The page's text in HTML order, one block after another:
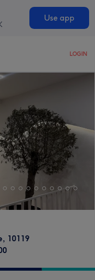
Use app
LOGIN
, 10119